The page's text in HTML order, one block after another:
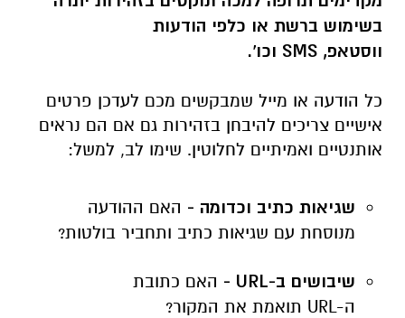
בשימוש ברשת או כלפי הודעות
ווסטאפ, SMS וכו'.
כל הודעה או מייל שמבקשים מכם לעדכן פרטים
אישיים צריכים להיבחן בזהירות גם אם הם נראים
אותנטיים ואמיתיים לחלוטין. שימו לב, למשל:
שגיאות כתיב וכדומה - האם ההודעה
מנוסחת עם שגיאות כתיב ותחביר בולטות?
שיבושים ב-URL
- האם כתובת
ה- URL תואמת את המקור?